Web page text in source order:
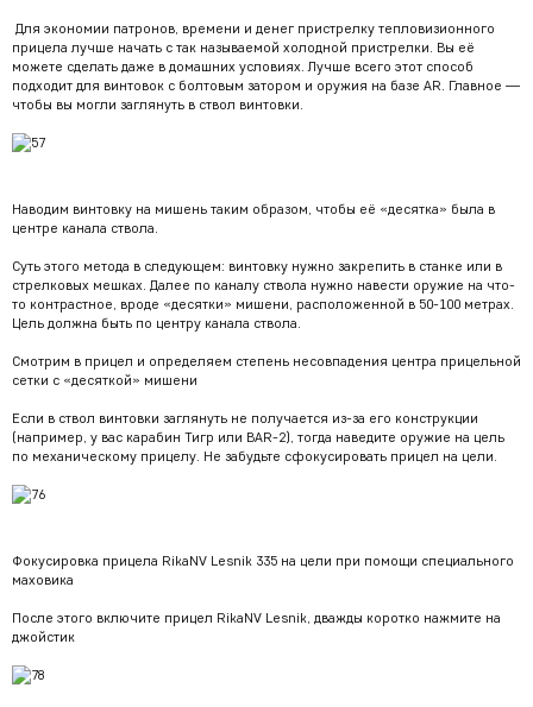
Для экономии патронов, времени и денег пристрелку тепловизионного
прицела лучше начать с так называемой холодной пристрелки. Вы её
можете сделать даже в домашних условиях. Лучше всего этот способ
подходит для винтовок с болтовым затором и оружия на базе AR. Главное —
чтобы вы могли заглянуть в ствол винтовки.
Наводим винтовку на мишень таким образом, чтобы её «десятка» была в
центре канала ствола.
Суть этого метода в следующем: винтовку нужно закрепить в станке или в
стрелковых мешках. Далее по каналу ствола нужно навести оружие на что-
то контрастное, вроде «десятки» мишени, расположенной в 50-100 метрах.
Цель должна быть по центру канала ствола.
Смотрим в прицел и определяем степень несовпадения центра прицельной
сетки с «десяткой» мишени
Если в ствол винтовки заглянуть не получается из-за его конструкции
(например, у вас карабин Тигр или BAR-2), тогда наведите оружие на цель
по механическому прицелу. Не забудьте сфокусировать прицел на цели.
Фокусировка прицела RikaNV Lesnik 335 на цели при помощи специального
маховика
После этого включите прицел RikaNV Lesnik, дважды коротко нажмите на
джойстик